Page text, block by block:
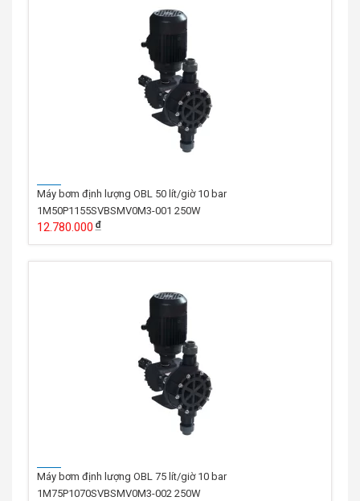
Máy bơm định lượng OBL 50 lít/giờ 10 bar
1M50P1155SVBSMV0M3-001 250W
12.780.000
Máy bơm định lượng OBL 75 lít/giờ 10 bar
1M75P1070SVBSMV0M3-002 250W